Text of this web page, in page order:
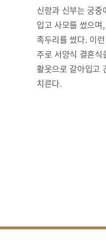
신랑과 신부는 궁
입고 사모를 썼으
족두리를 썼다. 이
주로 서양식 결혼
활옷으로 갈아입고
치른다.